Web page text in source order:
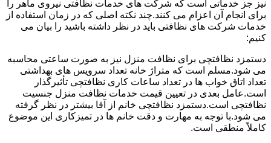
نیز جز خدماتی است که شرکت های خدمات نظافتی نیروی ماهر را
برای انجام آن اعزام می کنند.چند نکته اصلی که در زمان استفاده از
خدمات شرکت های نظافتی باید در نظر داشته باشید را بیان می
کنیم:
دستمزد نظافتچی برای نظافت منزل نیز به صورت ساعتی محاسبه
می شود.مسلم است که متراژ خانه تعداد سرویس های بهداشتی
تعداد اتاق خواب ها در تعداد ساعات کاری نظافتچی تأثیرگذار
است.عامل بعدی در تعیین قیمت خدمات نظافت منزل جنسیت
نظافتچی است.دستمزد نظافتچی خانم از آقا بیشتر در نظر گرفته
می شود.با توجه به مهارت و دقت خانم ها در تمیزکاری این موضوع
کاملاً منطقی است.